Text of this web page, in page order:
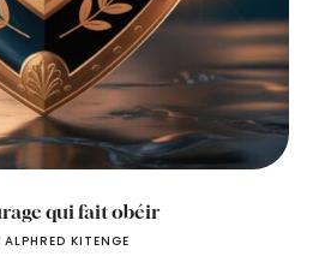
qui fait obéir
ALPHRED KITENGE